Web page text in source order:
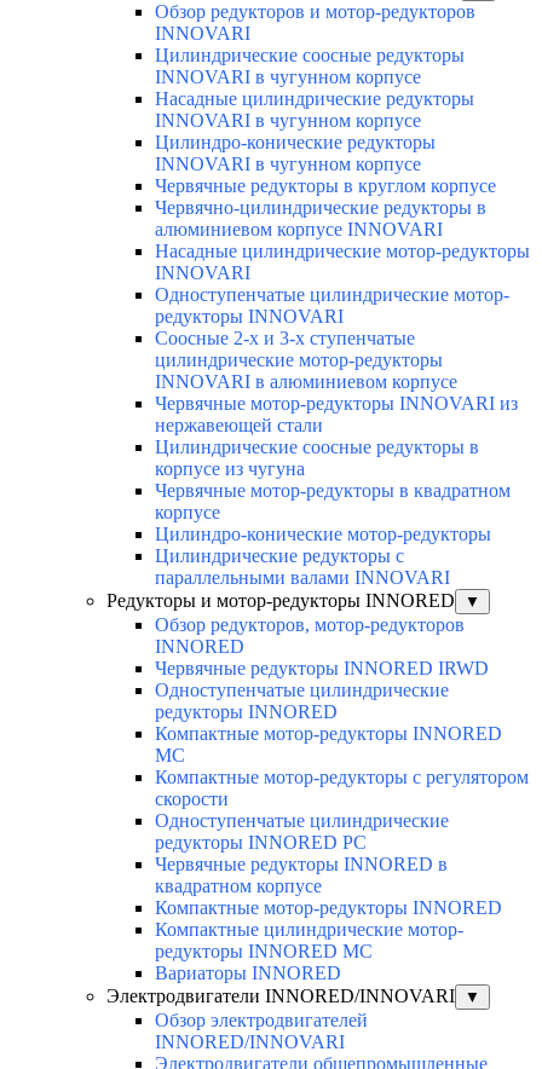
Обзор редукторов и мотор-редукторов
INNOVARI
Цилиндрические соосные редукторы
INNOVARI в чугунном корпусе
Насадные цилиндрические редукторы
INNOVARI в чугунном корпусе
Цилиндро-конические редукторы
INNOVARI в чугунном корпусе
Червячные редукторы в круглом корпусе
Червячно-цилиндрические редукторы в
алюминиевом корпусе INNOVARI
Насадные цилиндрические мотор-редукторы
INNOVARI
Одноступенчатые цилиндрические мотор-
редукторы INNOVARI
Соосные 2-х и 3-х ступенчатые
цилиндрические мотор-редукторы
INNOVARI в алюминиевом корпусе
Червячные мотор-редукторы INNOVARI из
нержавеющей стали
Цилиндрические соосные редукторы в
корпусе из чугуна
Червячные мотор-редукторы в квадратном
корпусе
Цилиндро-конические мотор-редукторы
Цилиндрические редукторы с
параллельными валами INNOVARI
Редукторы и мотор-редукторы INNORED
▼
Обзор редукторов, мотор-редукторов
INNORED
Червячные редукторы INNORED IRWD
Одноступенчатые цилиндрические
редукторы INNORED
Компактные мотор-редукторы INNORED
MC
Компактные мотор-редукторы с регулятором
скорости
Одноступенчатые цилиндрические
редукторы INNORED PC
Червячные редукторы INNORED в
квадратном корпусе
Компактные мотор-редукторы INNORED
Компактные цилиндрические мотор-
редукторы INNORED MC
Вариаторы INNORED
Электродвигатели INNORED/INNOVARI
▼
Обзор электродвигателей
INNORED/INNOVARI
Электродвигатели общепромышленные